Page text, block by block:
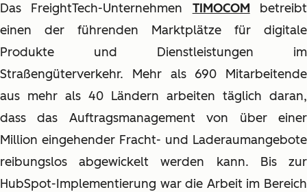
Das FreightTech-Unternehmen TIMOCOM betreibt
einen der führenden Marktplätze für digitale
Produkte und Dienstleistungen im
Straßengüterverkehr. Mehr als 690 Mitarbeitende
aus mehr als 40 Ländern arbeiten täglich daran,
dass das Auftragsmanagement von über einer
Million eingehender Fracht- und Laderaumangebote
reibungslos abgewickelt werden kann. Bis zur
HubSpot-Implementierung war die Arbeit im Bereich